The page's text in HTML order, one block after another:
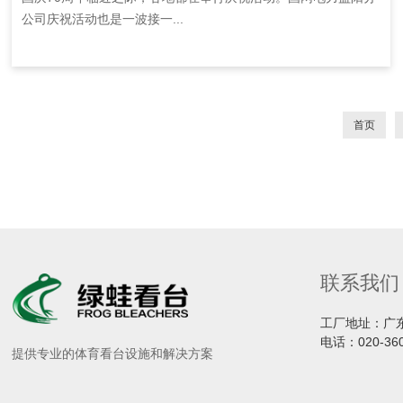
公司庆祝活动也是一波接一...
首页
提供专业的体育看台设施和解决方案
联系我们
工厂地址：广
电话： 020-